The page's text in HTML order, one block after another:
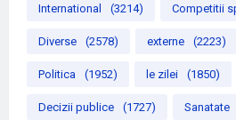
International (3214) Competitii
Diverse (2578) externe (2223)
Politica (1952) le zilei (1850)
Decizii publice (1727) Sanatate